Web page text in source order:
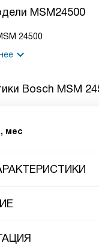
MSM24500
24500
Bosch MSM
мес